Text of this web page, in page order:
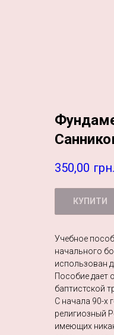
350,00 грн.
КУПИТИ
Учебное
начального
использован
Пособие дает
баптистской
С начала 90-х
религиозный
имеющих